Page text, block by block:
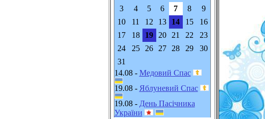
3
4 5 6 7 8
9
10
11 12 13 14 15
16
17
18 19 20 21 22
23
24
25 26 27 28 29
30
31
14.08 - Медовий Спас
19.08 - Яблуневий Спас
19.08 - День Пасічника
України